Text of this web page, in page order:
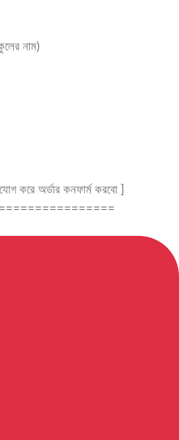
নাম)
করে অর্ডার কনফার্ম করবো ]